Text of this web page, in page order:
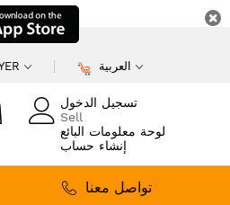
العربية
تسجيل الدخول
Sell
لوحة معلومات البائع
إنشاء حساب
تواصل معنا